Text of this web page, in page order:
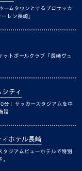
ームタウンとするプロサッカ
レン長崎」
ットボールクラブ「長崎ヴェ
ティ
分！サッカースタジアムを中
設
ィホテル長崎
タジアムビューホテルで特別
。